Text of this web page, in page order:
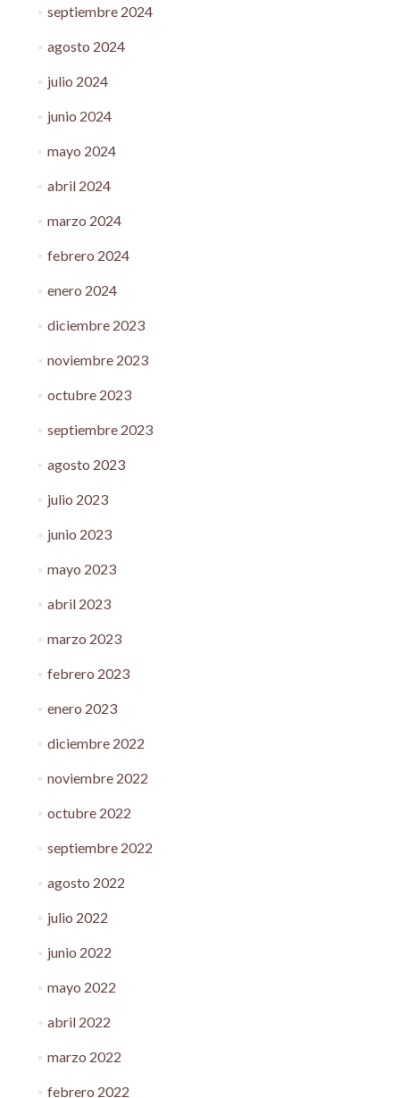
septiembre 2024
agosto 2024
julio 2024
junio 2024
mayo 2024
abril 2024
marzo 2024
febrero 2024
enero 2024
diciembre 2023
noviembre 2023
octubre 2023
septiembre 2023
agosto 2023
julio 2023
junio 2023
mayo 2023
abril 2023
marzo 2023
febrero 2023
enero 2023
diciembre 2022
noviembre 2022
octubre 2022
septiembre 2022
agosto 2022
julio 2022
junio 2022
mayo 2022
abril 2022
marzo 2022
febrero 2022